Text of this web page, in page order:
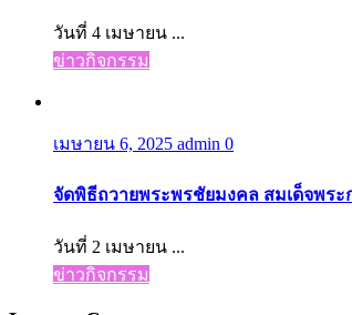
วันที่ 4 เมษายน ...
ข่าวกิจกรรม
เมษายน 6, 2025 admin 0
จัดพิธีถวายพระพรชัยมงคล สมเด็จพร
วันที่ 2 เมษายน ...
ข่าวกิจกรรม